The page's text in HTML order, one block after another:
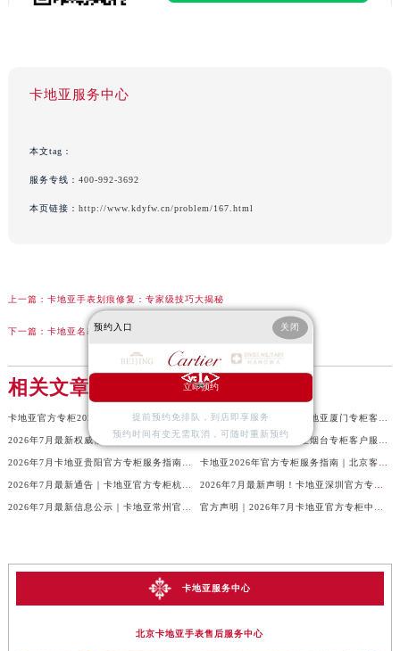
卡地亚服务中心
本文tag：
服务专线： 400-992-3692
本页链接： http://www.kdyfw.cn/problem/167.html
上一篇： 卡地亚手表划痕修复：专家级技巧大揭秘
下一篇： 卡地亚名表壳体意外破裂？专业修复指南，守护您的奢华时光
相关文章
卡地亚官方专柜2026年7月最新客户服务电话，中国区信息权威发布
2026年7月最新权威信息｜卡地亚常州官方专柜客户服务电话公告
卡地亚服务中心
北京卡地亚手表售后服务中心
预约入口 关闭
立即预约
提前预约免排队，到店即享服务
预约时间有变无需取消，可随时重新预约